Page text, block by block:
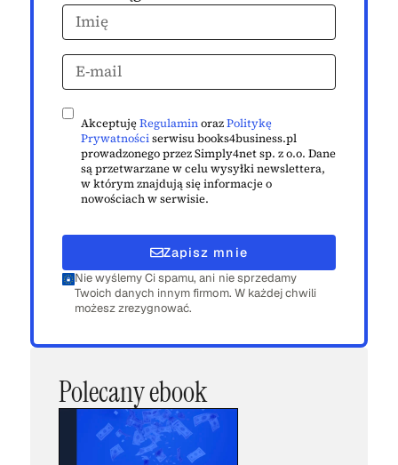
AkceptujęRegulaminorazPolitykę
Prywatnościserwisu books4business.pl
prowadzonego przez Simply4net sp. z o.o. Dane
są przetwarzane w celu wysyłki newslettera,
w którym znajdują się informacje o
nowościach w serwisie.
Zapisz mnie
Nie wyślemy Ci spamu, ani nie sprzedamy
Twoich danych innym firmom. W każdej chwili
możesz zrezygnować.
Polecany ebook